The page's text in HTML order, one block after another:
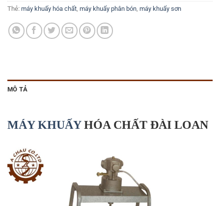
Thẻ: máy khuấy hóa chất máy khuấy phân bón máy khuấy sơn
MÔ TẢ
MÁY KHUẤYHÓA CHẤT ĐÀI LOAN